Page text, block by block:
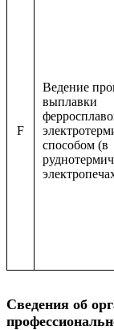
F
Ведение
выплавки
способом (в
Сведения об